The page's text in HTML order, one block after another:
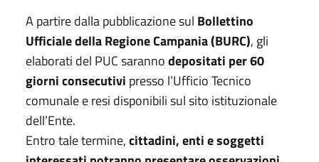
A partire dalla pubblicazione sul Bollettino
Ufficiale della Regione Campania (BURC), gli
elaborati del PUC sarannodepositati per 60
giorni consecutivi presso l’Ufficio Tecnico
comunale e resi disponibili sul sito istituzionale
dell’Ente.
Entro tale termine,cittadini, enti e soggetti